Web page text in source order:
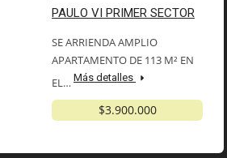
PAULO VI PRIMER SECTOR
SE ARRIENDA AMPLIO
APARTAMENTO DE 113 M² EN
EL… Más detalles
$3.900.000